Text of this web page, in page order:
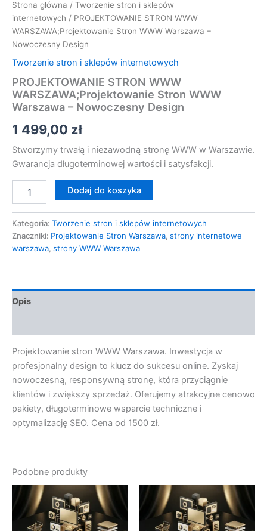
Strona główna / Tworzenie stron i sklepów
internetowych / PROJEKTOWANIE STRON WWW
WARSZAWA;Projektowanie Stron WWW Warszawa –
Nowoczesny Design
Tworzenie stron i sklepów internetowych
PROJEKTOWANIE STRON WWW
WARSZAWA;Projektowanie Stron WWW
Warszawa – Nowoczesny Design
1 499,00 zł
Stworzymy trwałą i niezawodną stronę WWW w Warszawie.
Gwarancja długoterminowej wartości i satysfakcji.
Dodaj do koszyka
Kategoria: Tworzenie stron i sklepów internetowych
Znaczniki: Projektowanie Stron Warszawa, strony internetowe
warszawa, strony WWW Warszawa
Opis
Projektowanie stron WWW Warszawa. Inwestycja w
profesjonalny design to klucz do sukcesu online. Zyskaj
nowoczesną, responsywną stronę, która przyciągnie
klientów i zwiększy sprzedaż. Oferujemy atrakcyjne cenowo
pakiety, długoterminowe wsparcie techniczne i
optymalizację SEO. Cena od 1500 zł.
Podobne produkty